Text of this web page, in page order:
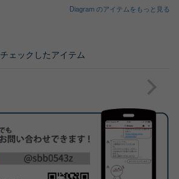
Diagram のアイテムをもっと見る
チェックしたアイテム